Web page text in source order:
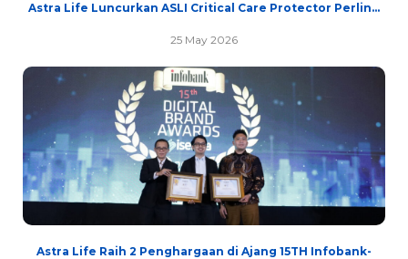
Astra Life Luncurkan ASLI Critical Care Protector Perlin...
25 May 2026
Astra Life Raih 2 Penghargaan di Ajang 15TH Infobank-